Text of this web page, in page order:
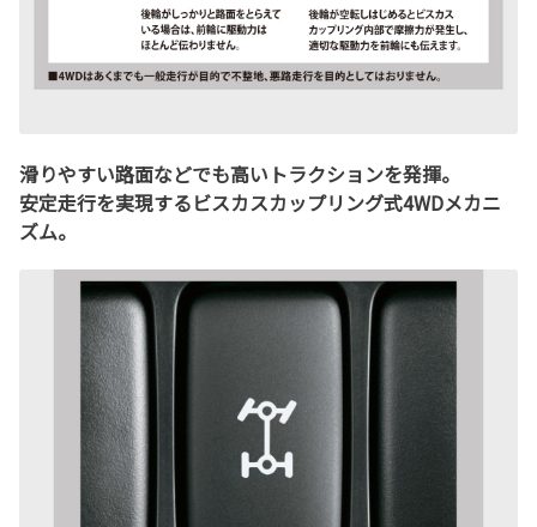
滑りやすい路面などでも高いトラクションを発揮。
安定走行を実現するビスカスカップリング式4WDメカニ
ズム。